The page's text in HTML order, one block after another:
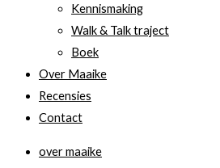
Kennismaking
Walk & Talk traject
Boek
Over Maaike
Recensies
Contact
over maaike